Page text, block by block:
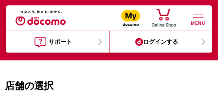
MENU
サポート ログインする
店舗の選択